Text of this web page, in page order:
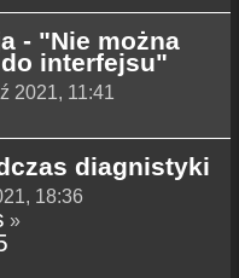
- "Nie można
interfejsu"
2021, 11:41
diagnistyki
18:36
»